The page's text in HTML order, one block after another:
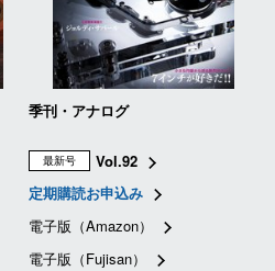
季刊・アナログ
最新号
Vol.92
定期購読お申込み
電子版（Amazon）
電子版（Fujisan）